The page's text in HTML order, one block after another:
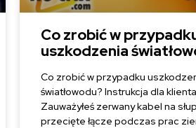
Co zrobić w
uszkodzenia
Co zrobić w przypadku
światłowodu? Instrukcja dla
Zauważyłeś zerwany kabel na
przecięte łącze podczas prac